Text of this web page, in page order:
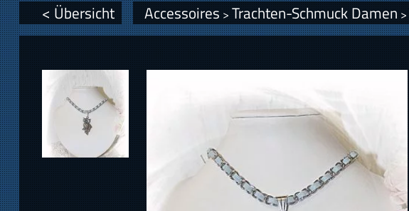
Geschenke
< Übersicht Accessoires > Trachten-Schmuck Damen >